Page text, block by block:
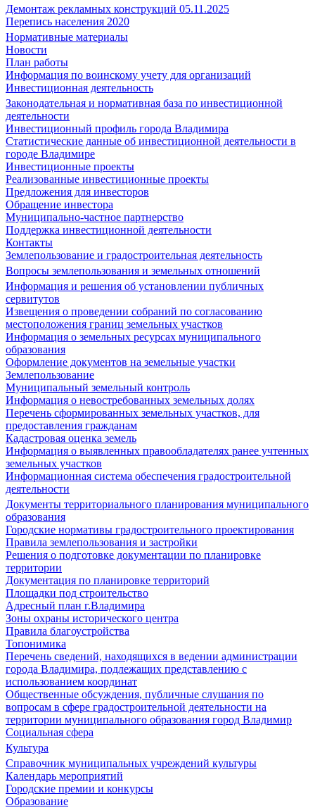
Демонтаж рекламных конструкций 05.11.2025
Перепись населения 2020
Нормативные материалы
Новости
План работы
Информация по воинскому учету для организаций
Инвестиционная деятельность
Законодательная и нормативная база по инвестиционной
деятельности
Инвестиционный профиль города Владимира
Статистические данные об инвестиционной деятельности в
городе Владимире
Инвестиционные проекты
Реализованные инвестиционные проекты
Предложения для инвесторов
Обращение инвестора
Муниципально-частное партнерство
Поддержка инвестиционной деятельности
Контакты
Землепользование и градостроительная деятельность
Вопросы землепользования и земельных отношений
Информация и решения об установлении публичных
сервитутов
Извещения о проведении собраний по согласованию
местоположения границ земельных участков
Информация о земельных ресурсах муниципального
образования
Оформление документов на земельные участки
Землепользование
Муниципальный земельный контроль
Информация о невостребованных земельных долях
Перечень сформированных земельных участков, для
предоставления гражданам
Кадастровая оценка земель
Информация о выявленных правообладателях ранее учтенных
земельных участков
Информационная система обеспечения градостроительной
деятельности
Документы территориального планирования муниципального
образования
Городские нормативы градостроительного проектирования
Правила землепользования и застройки
Решения о подготовке документации по планировке
территории
Документация по планировке территорий
Площадки под строительство
Адресный план г.Владимира
Зоны охраны исторического центра
Правила благоустройства
Топонимика
Перечень сведений, находящихся в ведении администрации
города Владимира, подлежащих представлению с
использованием координат
Общественные обсуждения, публичные слушания по
вопросам в сфере градостроительной деятельности на
территории муниципального образования город Владимир
Социальная сфера
Культура
Справочник муниципальных учреждений культуры
Календарь мероприятий
Городские премии и конкурсы
Образование